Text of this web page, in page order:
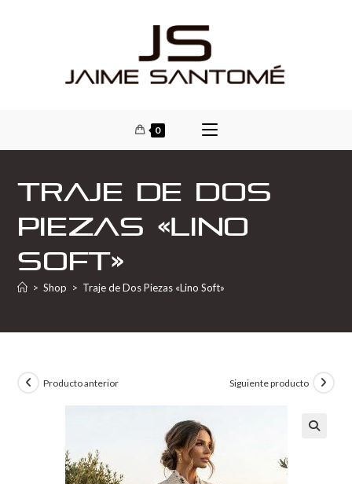
0
Traje de Dos
Piezas «Lino
Soft»
> Shop > Traje de Dos Piezas «Lino Soft»
Producto anterior Siguiente producto